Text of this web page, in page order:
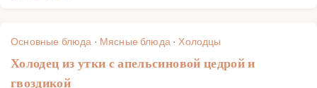
Основные блюда · Мясные блюда·Холодцы
Холодец из утки с апельсиновой цедрой и
гвоздикой